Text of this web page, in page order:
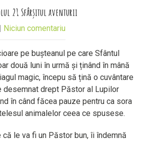
21 Sfârșitul aventurii
| Niciun comentariu
pe bușteanul pe care Sfântul
două luni în urmă și ținând în mână
magic, începu să țină o cuvântare
drept Păstor al Lupilor
în când făcea pauze pentru ca sora
animalelor ceea ce spusese.
le va fi un Păstor bun, îi îndemnă